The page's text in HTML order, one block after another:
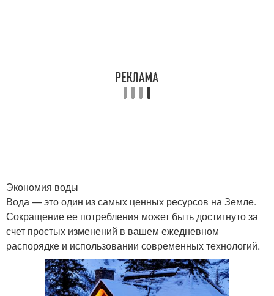
Экономия воды
Вода — это один из самых ценных ресурсов на Земле.
Сокращение ее потребления может быть достигнуто за
счет простых изменений в вашем ежедневном
распорядке и использовании современных технологий.